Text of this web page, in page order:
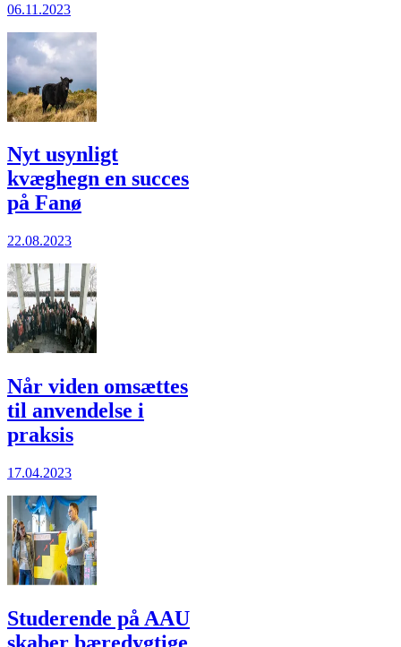
06.11.2023
Nyt usynligt
kvæghegn en succes
på Fanø
22.08.2023
Når viden omsættes
til anvendelse i
praksis
17.04.2023
Studerende på AAU